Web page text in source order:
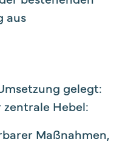
aus
gelegt:
Hebel:
Maßnahmen,